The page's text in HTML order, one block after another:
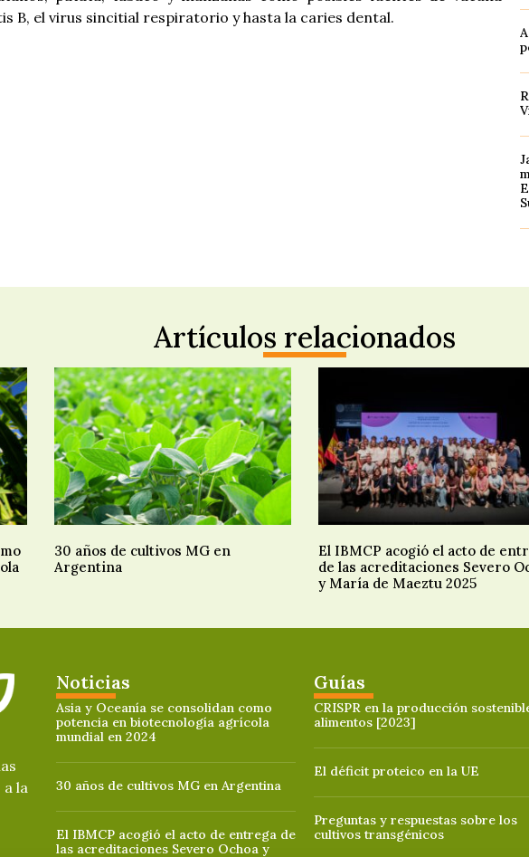
B, el virus sincitial respiratorio y hasta la caries dental.
Artículos relacionados
30 años de cultivos MG en
Argentina
El IBMCP acogió el acto de
de las acreditaciones Severo
y María de Maeztu 2025
a la
Noticias
Asia y Oceanía se consolidan como
potencia en biotecnología agrícola
mundial en 2024
30 años de cultivos MG en Argentina
El IBMCP acogió el acto de entrega de
las acreditaciones Severo Ochoa y
Guías
CRISPR en la producción
alimentos [2023]
El déficit proteico en la UE
Preguntas y respuestas sobre los
cultivos transgénicos